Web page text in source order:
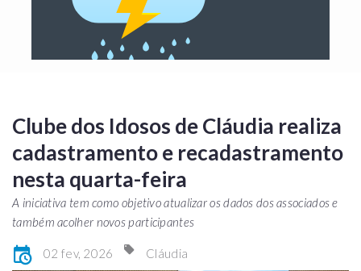
Clube dos Idosos de Cláudia realiza
cadastramento e recadastramento
nesta quarta-feira
A iniciativa tem como objetivo atualizar os dados dos associados e
também acolher novos participantes
02 fev, 2026 Cláudia